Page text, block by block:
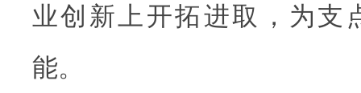
业创新上开拓进取，为支
能。